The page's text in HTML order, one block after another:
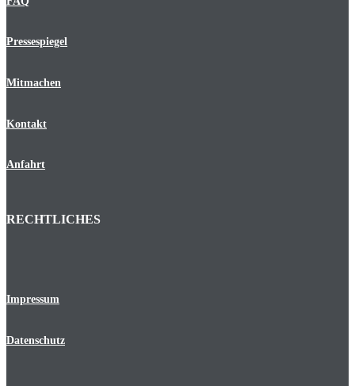
Pressespiegel
Mitmachen
Kontakt
Anfahrt
RECHTLICHES
Impressum
Datenschutz